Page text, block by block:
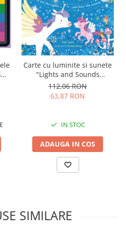
Carte cu luminite si sunete
"Lights and Sounds
Unicorns", Usborne
112,06 RON
63,87 RON
IN STOC
ADAUGA IN COS
SIMILARE